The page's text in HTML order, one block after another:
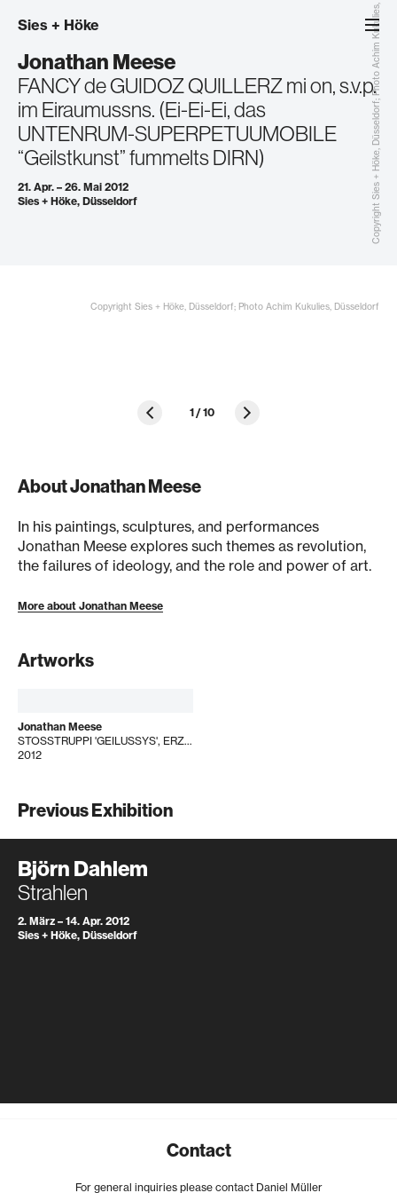
Sies + Höke
Jonathan Meese
FANCY de GUIDOZ QUILLERZ mi on, s.v.p.
im Eiraumussns. (Ei-Ei-Ei, das
UNTENRUM-SUPERPETUUMOBILE
“Geilstkunst” fummelts DIRN)
21. Apr. – 26. Mai 2012
Sies + Höke, Düsseldorf
Copyright Sies + Höke, Düsseldorf; Photo Achim Kukulies, Düsseldorf
Copyright Sies + Höke, Düsseldorf; Photo Achim Kukulies, Düsseldorf
1 /10
About Jonathan Meese
In his paintings, sculptures, and performances
Jonathan Meese explores such themes as revolution,
the failures of ideology, and the role and power of art.
More about Jonathan Meese
Artworks
Jonathan Meese
STOSSTRUPPI 'GEILUSSYS', ERZMEESI DER LOLLYTAWAFFEN (OHNE FALSCH). ÜPPIGST, WIE SAU DE GEILUMATUSSYS.
2012
Previous Exhibition
Björn Dahlem
Strahlen
2. März – 14. Apr. 2012
Sies + Höke, Düsseldorf
Contact
For general inquiries please contact Daniel Müller